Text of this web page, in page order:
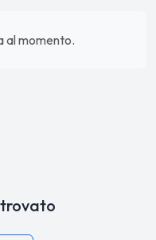
al momento.